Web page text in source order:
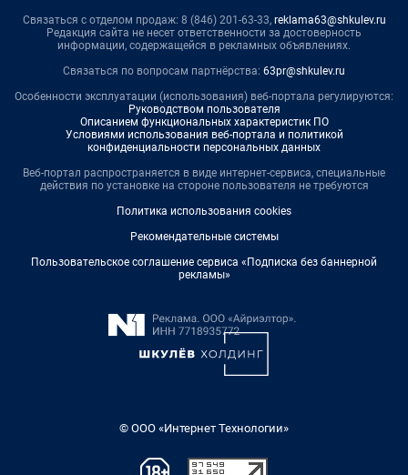
Связаться с отделом продаж: 8 (846) 201-63-33, reklama63@shkulev.ru
Редакция сайта не несет ответственности за достоверность
информации, содержащейся в рекламных объявлениях.
Связаться по вопросам партнёрства: 63pr@shkulev.ru
Особенности эксплуатации (использования) веб-портала регулируются:
Руководством пользователя
Описанием функциональных характеристик ПО
Условиями использования веб-портала и политикой
конфиденциальности персональных данных
Веб-портал распространяется в виде интернет-сервиса, специальные
действия по установке на стороне пользователя не требуются
Политика использования cookies
Рекомендательные системы
Пользовательское соглашение сервиса «Подписка без баннерной
рекламы»
© ООО «Интернет Технологии»